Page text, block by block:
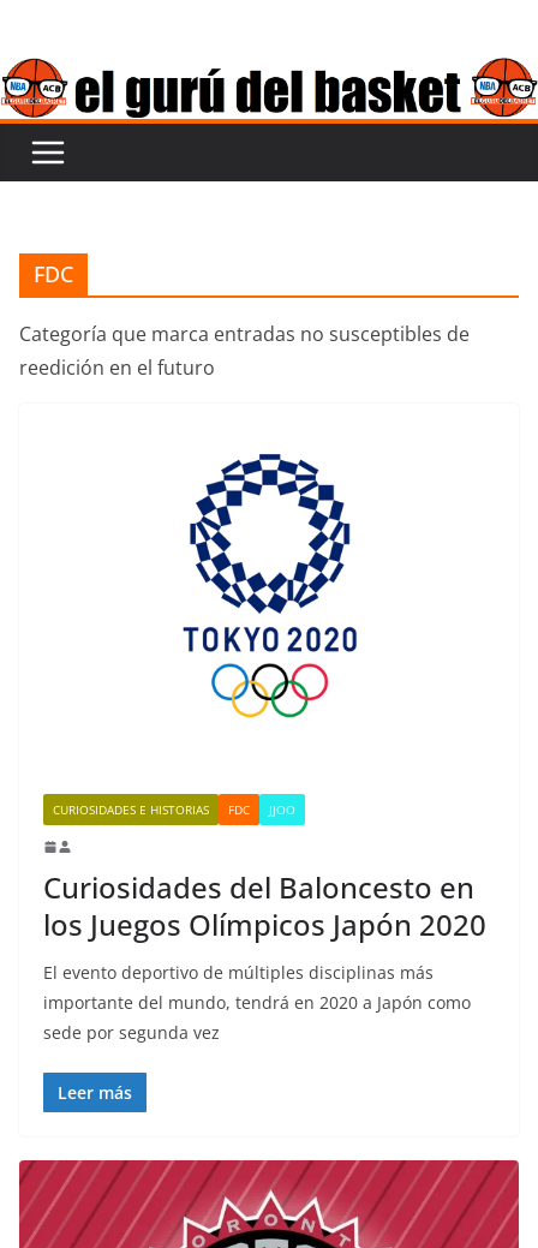
contenido
FDC
Categoría que marca entradas no susceptibles de
reedición en el futuro
CURIOSIDADES E HISTORIAS FDC JJOO
Curiosidades del Baloncesto en
los Juegos Olímpicos Japón 2020
El evento deportivo de múltiples disciplinas más
importante del mundo, tendrá en 2020 a Japón como
sede por segunda vez
Leer más